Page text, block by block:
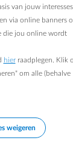
te
van jouw
via online banners
die jou online wordt
hierraadplegen. Klik
om alle (behalve
weigeren